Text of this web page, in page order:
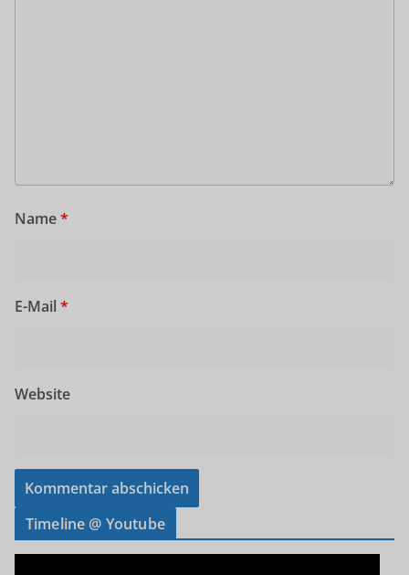
Name*
E-Mail *
Website
Timeline @ Youtube